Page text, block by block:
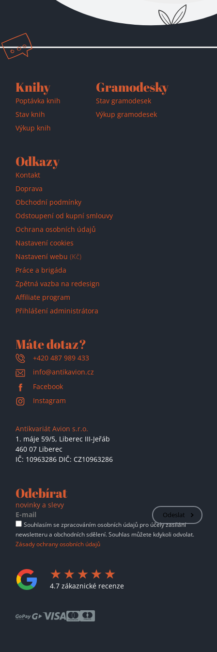
Přidáno do košíku!
Knihy
Poptávka knih
Stav knih
Výkup knih
Gramodesky
Stav gramodesek
Výkup gramodesek
Odkazy
Kontakt
Doprava
Obchodní podmínky
Odstoupení od kupní smlouvy
Ochrana osobních údajů
Nastavení cookies
Nastavení webu (Kč)
Práce a brigáda
Zpětná vazba na redesign
Affiliate program
Přihlášení administrátora
Máte dotaz?
+420 487 989 433
info@antikavion.cz
Facebook
Instagram
Antikvariát Avion s.r.o.
1. máje 59/5, Liberec III-Jeřáb
460 07 Liberec
IČ: 10963286 DIČ: CZ10963286
Odebírat
novinky a slevy
Odeslat
Souhlasím se zpracováním osobních údajů pro účely zasílání
newsletteru a obchodních sdělení. Souhlas můžete kdykoli odvolat.
Zásady ochrany osobních údajů
4.7 zákaznické recenze